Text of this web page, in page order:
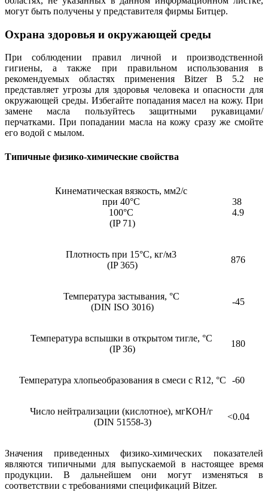
могут быть получены у представителя фирмы Битцер.
Охрана здоровья и окружающей среды
При соблюдении правил личной и производственной
гигиены, а также при правильном использования в
рекомендуемых областях применения Bitzer B 5.2 не
представляет угрозы для здоровья человека и опасности для
окружающей среды. Избегайте попадания масел на кожу. При
замене масла пользуйтесь защитными рукавицами/
перчатками. При попадании масла на кожу сразу же смойте
его водой с мылом.
Типичные физико-химические свойства
Кинематическая вязкость, мм2/с
при 40°C
100°C
(IP 71)
38
4.9
Плотность при 15°C, кг/м3
(IP 365)
876
Температура застывания, °C
(DIN ISO 3016)
-45
Температура вспышки в открытом тигле, °C
(IP 36)
180
Температура хлопьеобразования в смеси с R12, °C -60
Число нейтрализации (кислотное), мгКОН/г
(DIN 51558-3)
<0.04
Значения приведенных физико-химических показателей
являются типичными для выпускаемой в настоящее время
продукции. В дальнейшем они могут изменяться в
соответствии с требованиями спецификаций Bitzer.